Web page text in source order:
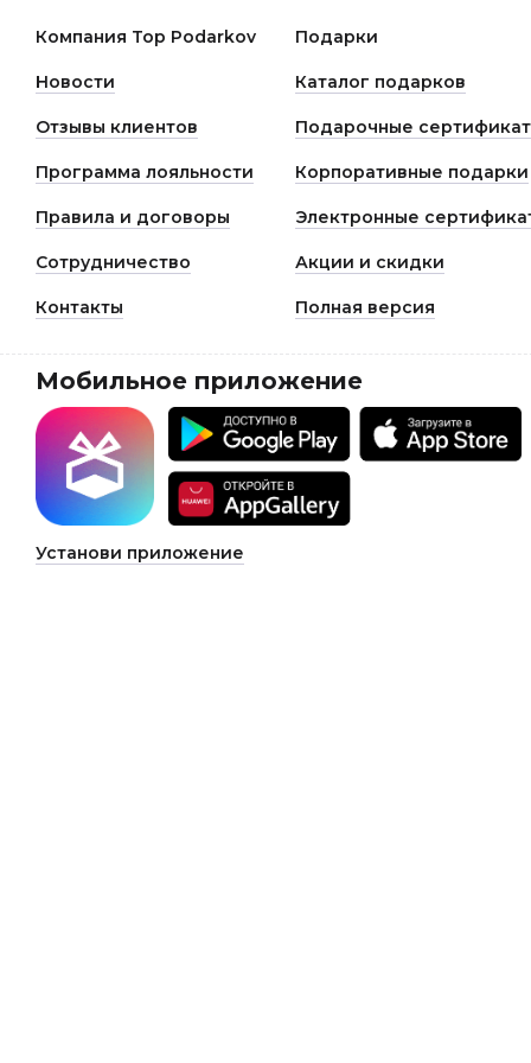
замечания, высказанные в том числе в видео отзыва о
ТопПодарков. Обратная связь помогает нам улучшать
качество работы и сервиса.
Компания Top Podarkov Подарки
Новости Каталог подарков
Отзывы клиентов Подарочные
Программа лояльности Корпоративные подарки
Правила и договоры Электронные
Сотрудничество Акции и скидки
Контакты Полная версия
Мобильное приложение
Установи приложение